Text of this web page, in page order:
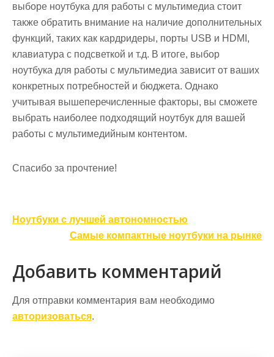
выборе ноутбука для работы с мультимедиа стоит
также обратить внимание на наличие дополнительных
функций, таких как кардридеры, порты USB и HDMI,
клавиатура с подсветкой и т.д. В итоге, выбор
ноутбука для работы с мультимедиа зависит от ваших
конкретных потребностей и бюджета. Однако
учитывая вышеперечисленные факторы, вы сможете
выбрать наиболее подходящий ноутбук для вашей
работы с мультимедийным контентом.
Спасибо за прочтение!
Навигация
Ноутбуки с лучшей автономностью
Самые компактные ноутбуки на рынке
Добавить комментарий
Для отправки комментария вам необходимо
авторизоваться.